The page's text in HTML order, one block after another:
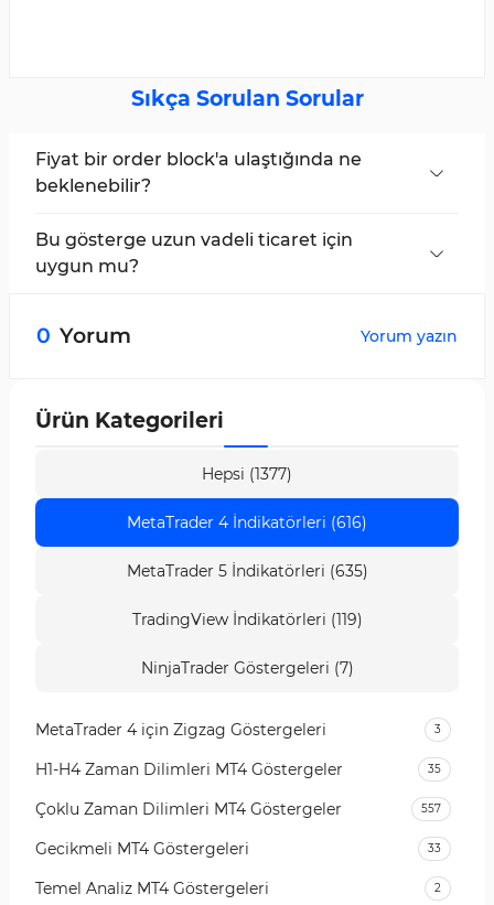
Sıkça Sorulan Sorular
Fiyat bir order block'a ulaştığında ne
beklenebilir?
analizine bağlı olarak, bir trend dönüşü
beklenebilir.
Bu gösterge uzun vadeli ticaret için
uygun mu?
0 Yorum Yorum yazın
Ürün Kategorileri
Hepsi (1377)
MetaTrader 4 İndikatörleri (616)
MetaTrader 5 İndikatörleri (635)
TradingView İndikatörleri (119)
NinjaTrader Göstergeleri (7)
MetaTrader 4 için Zigzag Göstergeleri 3
H1-H4 Zaman Dilimleri MT4 Göstergeler 35
Çoklu Zaman Dilimleri MT4 Göstergeler 557
Gecikmeli MT4 Göstergeleri 33
Temel Analiz MT4 Göstergeleri 2